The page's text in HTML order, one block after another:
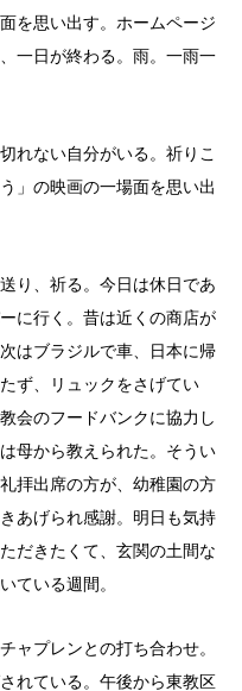
を思い出す。ホームページ
一日が終わる。雨。一雨一
れない自分がいる。祈りこ
」の映画の一場面を思い出
り、祈る。今日は休日であ
に行く。昔は近くの商店が
はブラジルで車、日本に帰
ず、リュックをさげてい
会のフードバンクに協力し
母から教えられた。そうい
拝出席の方が、幼稚園の方
あげられ感謝。明日も気持
だきたくて、玄関の土間な
ている週間。
ャプレンとの打ち合わせ。
れている。午後から東教区